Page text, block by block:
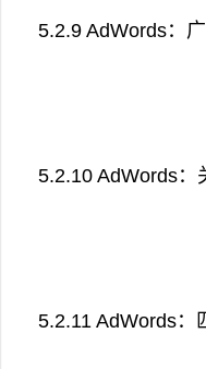
5.2.9 AdWords：广
5.2.10 AdWords：
5.2.11 AdWords：